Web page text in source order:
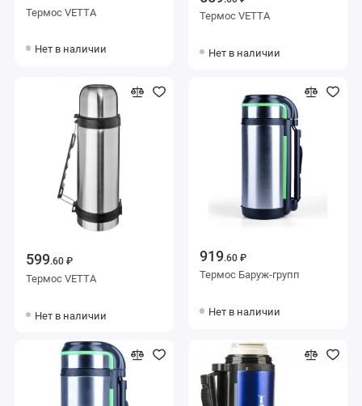
Термос VETTA
Нет в наличии
Термос VETTA
Нет в наличии
599.60 ₽
Термос VETTA
Нет в наличии
919.60 ₽
Термос Баруж-групп
Нет в наличии